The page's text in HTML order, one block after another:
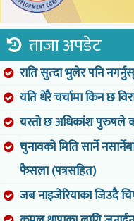
ताजा अपडेट
राति सुत्दा भुलेर पनि
यति धेरै चर्चामा किन छ
यस्तो छ अधिकांश पुरुषले
चुनावको मिति सार्ने
फैसला (पत्रसहित)
जब नाइजेरियाका जिउदै